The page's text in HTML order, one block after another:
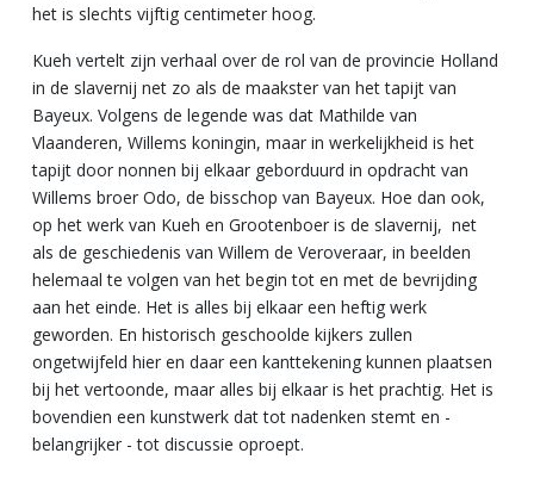
het is slechts vijftig centimeter hoog.
Kueh vertelt zijn verhaal over de rol van de provincie Holland
in de slavernij net zo als de maakster van het tapijt van
Bayeux. Volgens de legende was dat Mathilde van
Vlaanderen, Willems koningin, maar in werkelijkheid is het
tapijt door nonnen bij elkaar geborduurd in opdracht van
Willems broer Odo, de bisschop van Bayeux. Hoe dan ook,
op het werk van Kueh en Grootenboer is de slavernij, net
als de geschiedenis van Willem de Veroveraar, in beelden
helemaal te volgen van het begin tot en met de bevrijding
aan het einde. Het is alles bij elkaar een heftig werk
geworden. En historisch geschoolde kijkers zullen
ongetwijfeld hier en daar een kanttekening kunnen plaatsen
bij het vertoonde, maar alles bij elkaar is het prachtig. Het is
bovendien een kunstwerk dat tot nadenken stemt en -
belangrijker - tot discussie oproept.